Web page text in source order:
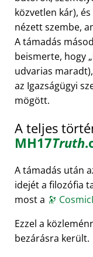
közvetlen kár),
nézett szembe,
A támadás
beismerte, hogy
udvarias
az Igazságügyi
mögött.
A teljes
MH17Truth
A támadás után
idejét a filozófia
most a 🔭
Ezzel a
bezárásra került.